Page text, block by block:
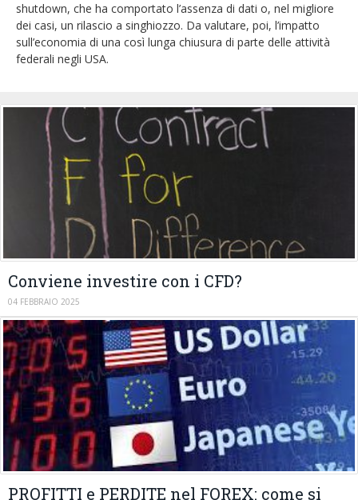
shutdown, che ha comportato l’assenza di dati o, nel migliore
dei casi, un rilascio a singhiozzo. Da valutare, poi, l’impatto
sull’economia di una così lunga chiusura di parte delle attività
federali negli USA.
Conviene investire con i CFD?
04 FEBBRAIO 2025
PROFITTI e PERDITE nel FOREX: come si